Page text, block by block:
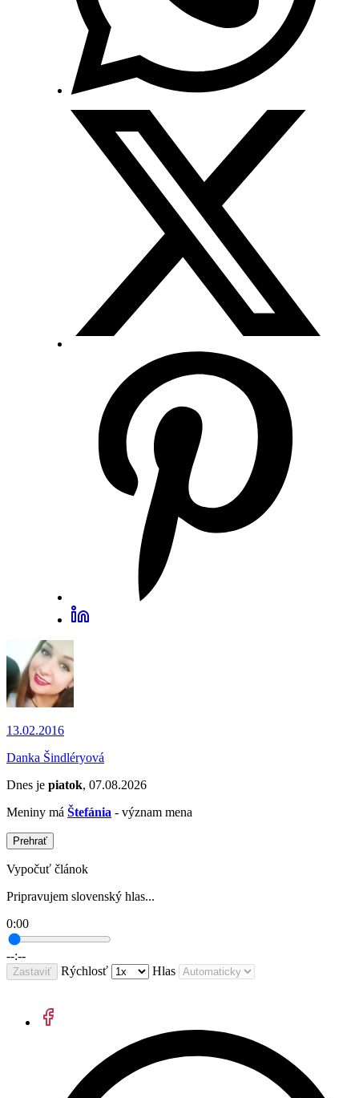
13.02.2016
Danka Šindléryová
Dnes je piatok, 07.08.2026
Meniny má Štefánia - význam mena
Prehrať
Vypočuť článok
Pripravujem slovenský hlas...
0:00
--:--
Zastaviť Rýchlosť Hlas